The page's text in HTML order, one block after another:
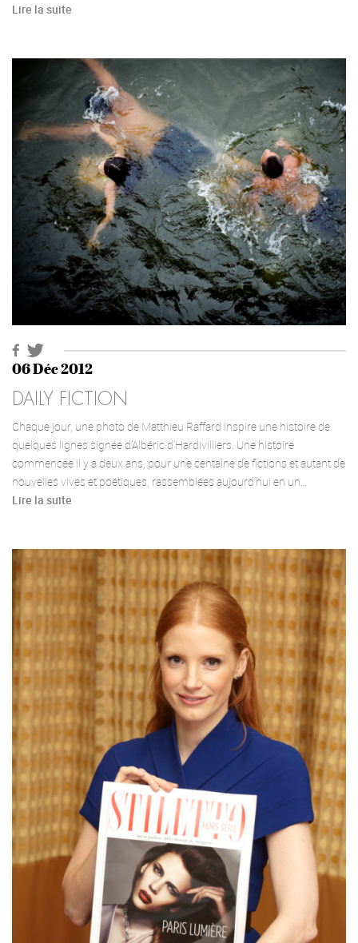
Lire la suite
06 Déc 2012
DAILY FICTION
Chaque jour, une photo de Matthieu Raffard inspire une histoire de
quelques lignes signée d’Albéric d’Hardivilliers. Une histoire
commencée il y a deux ans, pour une centaine de fictions et autant de
nouvelles vives et poétiques, rassemblées aujourd’hui en un…
Lire la suite